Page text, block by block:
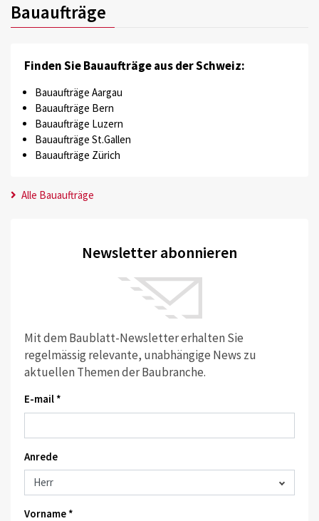
Bauaufträge
Finden Sie Bauaufträge aus der Schweiz:
Bauaufträge Aargau
Bauaufträge Bern
Bauaufträge Luzern
Bauaufträge St.Gallen
Bauaufträge Zürich
Alle Bauaufträge
Newsletter abonnieren
Mit dem Baublatt-Newsletter erhalten Sie
regelmässig relevante, unabhängige News zu
aktuellen Themen der Baubranche.
E-mail *
Anrede
Vorname *